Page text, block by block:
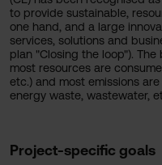
to provide sustainable,
one hand, and a large
services, solutions and
plan "Closing the loop").
most resources are
etc.) and most emissions
energy waste, wastewater,
Project-specific goals